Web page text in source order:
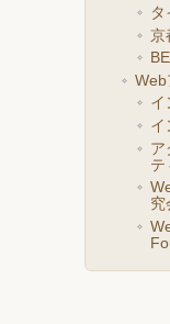
京
Web
イ
イ
ア
テ
究